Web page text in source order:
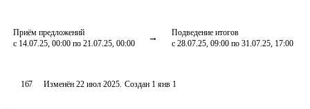
Приём предложений
с 14.07.25, 00:00 по 21.07.25, 00:00
Подведение итогов
с 28.07.25, 09:00 по 31.07.25, 17:00
167 Изменён22 июл 2025. Создан 1 янв 1